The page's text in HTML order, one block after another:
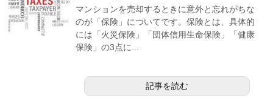
マンションを売却するときに意外と忘れがちな
のが「保険」についてです。保険とは、具体的
には「火災保険」「団体信用生命保険」「健康
保険」の3点に...
記事を読む